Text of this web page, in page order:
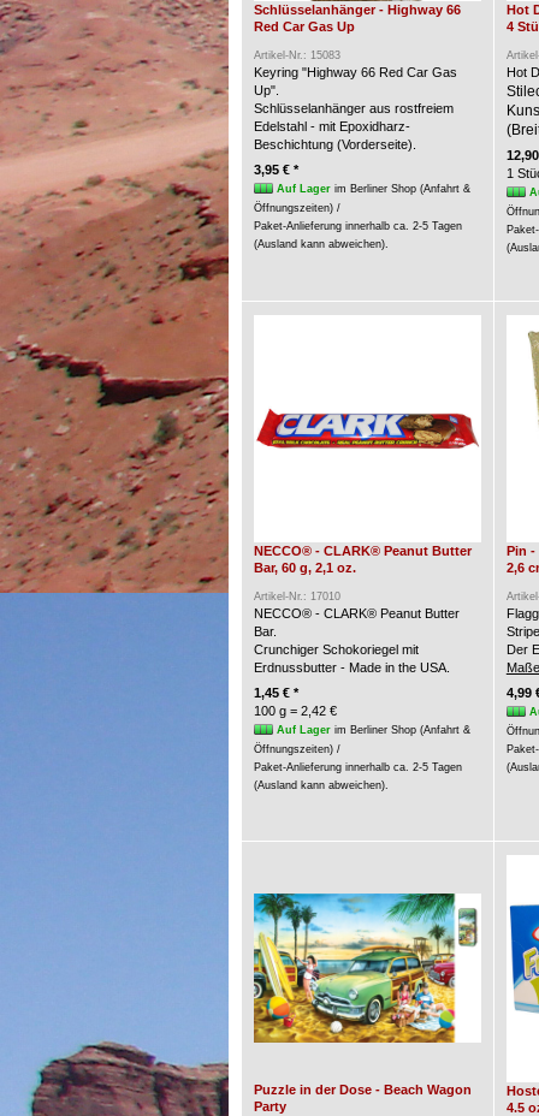
Schlüsselanhänger - Highway 66
Red Car Gas Up
Artikel-Nr.: 15083
Keyring "Highway 66 Red Car Gas
Up".
Schlüsselanhänger aus rostfreiem
Edelstahl - mit Epoxidharz-
Beschichtung (Vorderseite).
3,95 € *
Auf Lagerim Berliner Shop (Anfahrt &
Öffnungszeiten) /
Paket-Anlieferung innerhalb ca. 2-5 Tagen
(Ausland kann abweichen).
Hot
4
Hot
1
NECCO® - CLARK® Peanut Butter
Bar, 60 g, 2,1 oz.
Artikel-Nr.: 17010
NECCO® - CLARK® Peanut Butter
Bar.
Crunchiger Schokoriegel mit
Erdnussbutter - Made in the USA.
1,45 € *
100 g = 2,42 €
Auf Lagerim Berliner Shop (Anfahrt &
Öffnungszeiten) /
Paket-Anlieferung innerhalb ca. 2-5 Tagen
(Ausland kann abweichen).
Pin -
2,6
Der
4,99
Puzzle in der Dose - Beach Wagon
Party
4.5